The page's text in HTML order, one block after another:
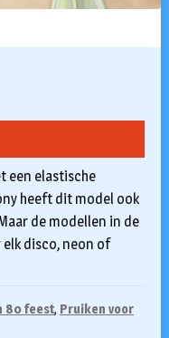
een elastische
heeft dit model ook
de modellen in de
disco, neon of
80 feest, Pruiken voor